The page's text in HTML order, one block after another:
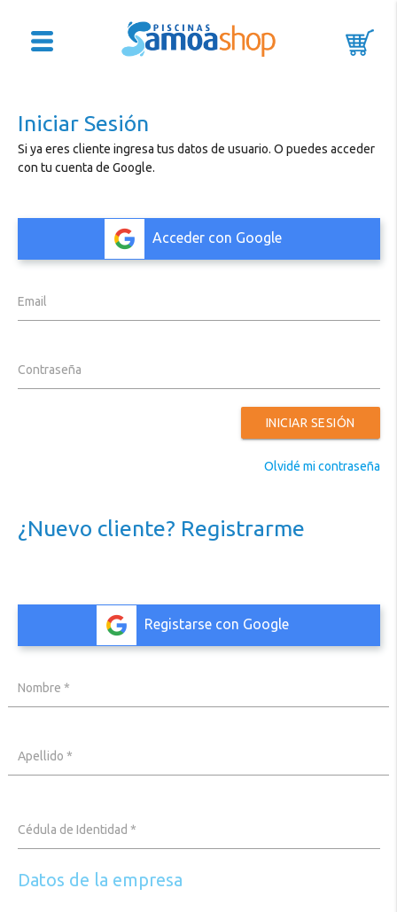
de
Climatización
Accesorios
de
Instalación
Iniciar Sesión
Si ya eres cliente ingresa tus datos de usuario. O puedes acceder
con tu cuenta de Google.
Acceder con Google
Email
Contraseña
INICIAR SESIÓN
Olvidé mi contraseña
¿Nuevo cliente? Registrarme
Registarse con Google
Nombre *
Apellido *
Cédula de Identidad *
Datos de la empresa